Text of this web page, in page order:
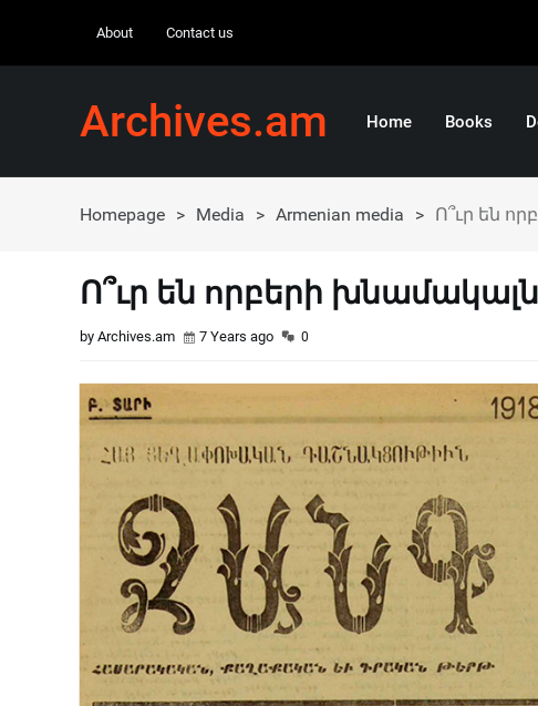
About Contact us
Archives.am Home Books
Homepage > Media > Armenian media > Ո՞ւր են
Ո՞ւր են որբերի
by Archives.am 7 Years ago 0